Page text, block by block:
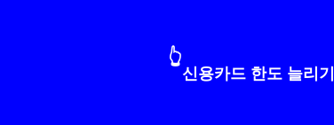
👆
신용카드 한도 늘리기